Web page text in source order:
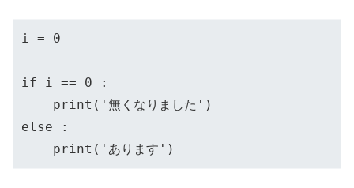
i = 0
if i == 0 :
    print('無くなりました')
else :
    print('あります')